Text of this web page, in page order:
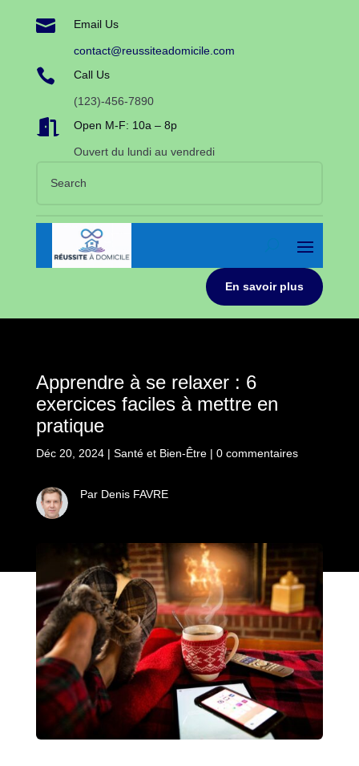
 Email Us
contact@reussiteadomicile.com
 Call Us
(123)-456-7890
 Open M-F: 10a – 8p
Ouvert du lundi au vendredi
En savoir plus
Apprendre à se relaxer : 6
exercices faciles à mettre en
pratique
Déc 20, 2024| Santé et Bien-Être| 0 commentaires
Par Denis FAVRE